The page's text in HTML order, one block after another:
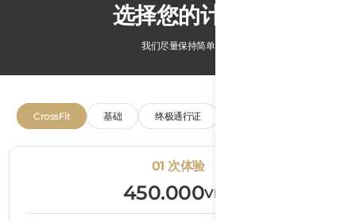
选择您的计划
我们尽量保持简单
CrossFit 基础 终极通行证
01 次体验
450.000VND